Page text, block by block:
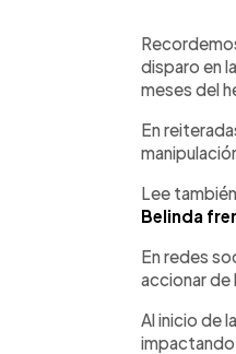
disparo en
meses del
En
Lee
Belinda
En redes
accionar de
Al inicio de
impactando